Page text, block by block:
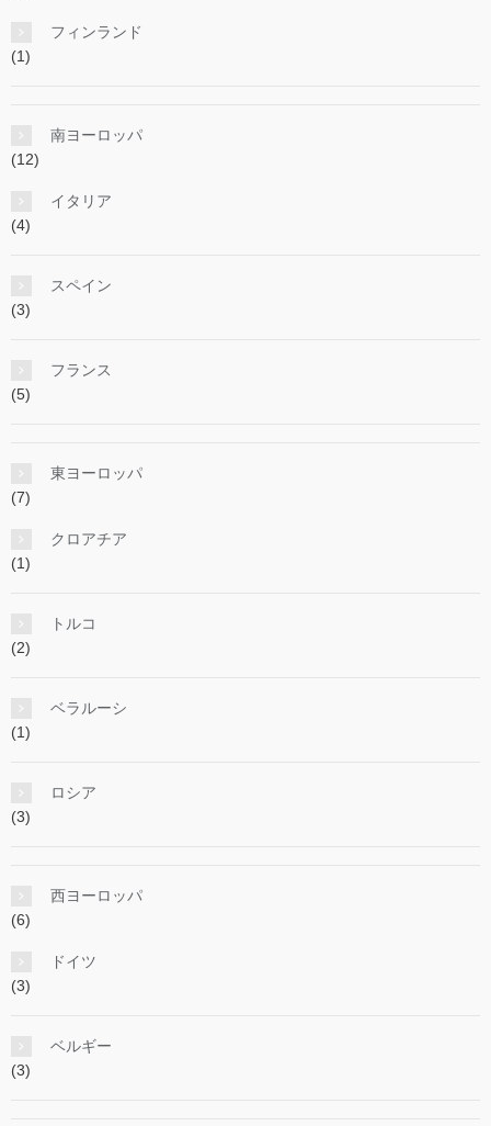
フィンランド
(1)
南ヨーロッパ
(12)
イタリア
(4)
スペイン
(3)
フランス
(5)
東ヨーロッパ
(7)
クロアチア
(1)
トルコ
(2)
ベラルーシ
(1)
ロシア
(3)
西ヨーロッパ
(6)
ドイツ
(3)
ベルギー
(3)